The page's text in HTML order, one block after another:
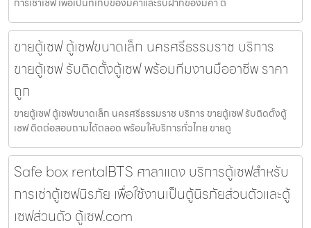
ขายตู้เซฟ ตู้เซฟขนาดเล็ก นครศรีธรรมราช บริการ
ขายตู้เซฟ รับติดตั้งตู้เซฟ พร้อมทีมงานมืออาชีพ ราคา
ถูก
ขายตู้เซฟ ตู้เซฟขนาดเล็ก นครศรีธรรมราช บริการ ขายตู้เซฟ รับติดตั้งตู้
เซฟ ติดต่อสอบถามได้ตลอด พร้อมให้บริการทั่วไทย ขายตู
Safe box rentalBTS ศาลาแดง บริการตู้เซฟสำหรับ
การเช่าตู้เซฟนิรภัย เพื่อใช้งานเป็นตู้นิรภัยส่วนตัวและตู้
เซฟส่วนตัว ตู้เซฟ.com